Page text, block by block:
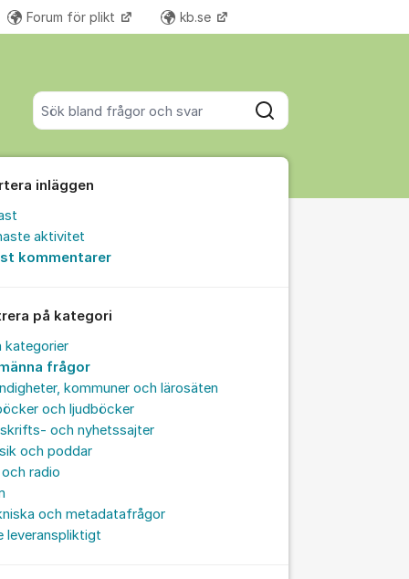
Sök bland alla inlägg
Sök
Forum för plikt kb.se Fler supportlänkar
inläggen
aktivitet
kommentarer
på kategori
kategorier
frågor
kommuner och lärosäten
och ljudböcker
och nyhetssajter
och poddar
radio
och metadatafrågor
leveranspliktigt